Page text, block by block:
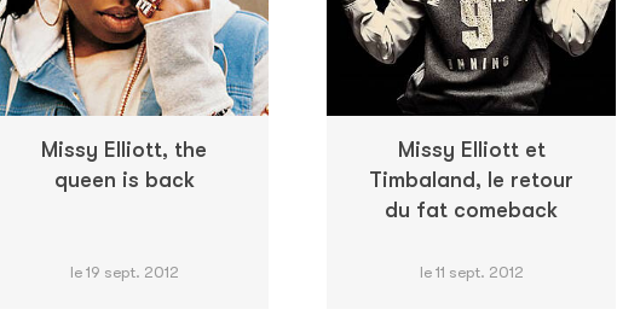
Missy Elliott, the
queen is back
le 19 sept. 2012
Missy Elliott et
Timbaland, le retour
du fat comeback
le 11 sept. 2012